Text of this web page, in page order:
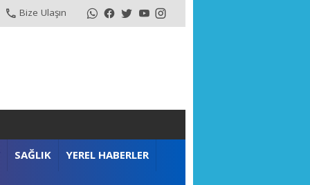
Bize Ulaşın
SAĞLIK YEREL HABERLER